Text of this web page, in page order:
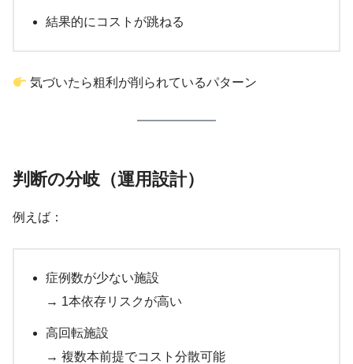
結果的にコストが跳ねる
気づいたら粗利が削られているパターン
判断の分岐（運用設計）
例えば：
症例数が少ない施設
→ 1本依存リスクが高い
高回転施設
→ 複数本前提でコスト分散可能